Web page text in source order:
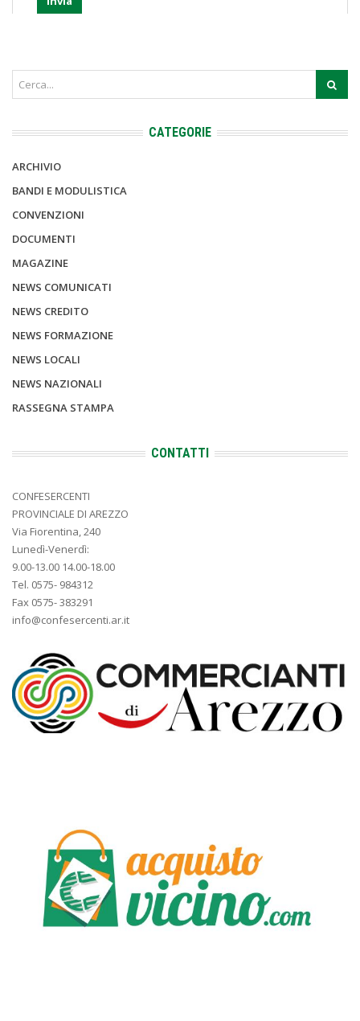
CATEGORIE
ARCHIVIO
BANDI E MODULISTICA
CONVENZIONI
DOCUMENTI
MAGAZINE
NEWS COMUNICATI
NEWS CREDITO
NEWS FORMAZIONE
NEWS LOCALI
NEWS NAZIONALI
RASSEGNA STAMPA
CONTATTI
CONFESERCENTI
PROVINCIALE DI AREZZO
Via Fiorentina, 240
Lunedì-Venerdì:
9.00-13.00 14.00-18.00
Tel. 0575- 984312
Fax 0575- 383291
info@confesercenti.ar.it